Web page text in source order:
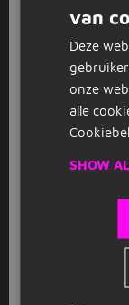
was nog nooit
In Amsterdam
de toeristen.
vakantiewerk
in andere
in een
administratief
links de
aanspreken,
vakantiewerk
van
Deze
onze
alle
SHOW